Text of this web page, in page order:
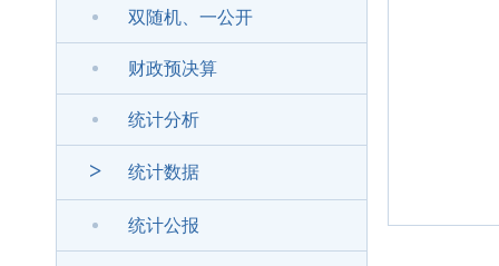
双随机、一公开
财政预决算
统计分析
> 统计数据
统计公报